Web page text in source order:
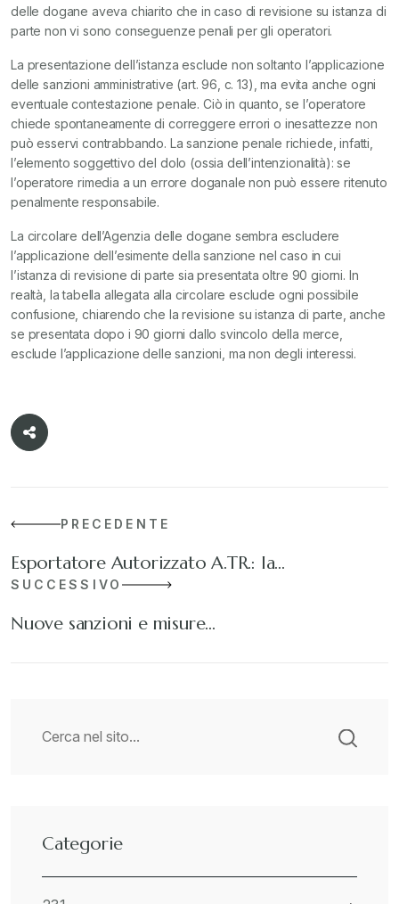
delle dogane aveva chiarito che in caso di revisione su istanza di
parte non vi sono conseguenze penali per gli operatori.
La presentazione dell’istanza esclude non soltanto l’applicazione
delle sanzioni amministrative (art. 96, c. 13), ma evita anche ogni
eventuale contestazione penale. Ciò in quanto, se l’operatore
chiede spontaneamente di correggere errori o inesattezze non
può esservi contrabbando. La sanzione penale richiede, infatti,
l’elemento soggettivo del dolo (ossia dell’intenzionalità): se
l’operatore rimedia a un errore doganale non può essere ritenuto
penalmente responsabile.
La circolare dell’Agenzia delle dogane sembra escludere
l’applicazione dell’esimente della sanzione nel caso in cui
l’istanza di revisione di parte sia presentata oltre 90 giorni. In
realtà, la tabella allegata alla circolare esclude ogni possibile
confusione, chiarendo che la revisione su istanza di parte, anche
se presentata dopo i 90 giorni dallo svincolo della merce,
esclude l’applicazione delle sanzioni, ma non degli interessi.
PRECEDENTE
Esportatore Autorizzato A.TR.: la…
SUCCESSIVO
Nuove sanzioni e misure…
Categorie